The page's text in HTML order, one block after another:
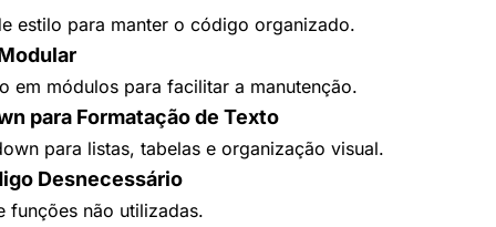
estilo para manter o código organizado.
em módulos para facilitar a manutenção.
para Formatação de Texto
para listas, tabelas e organização visual.
Desnecessário
funções não utilizadas.